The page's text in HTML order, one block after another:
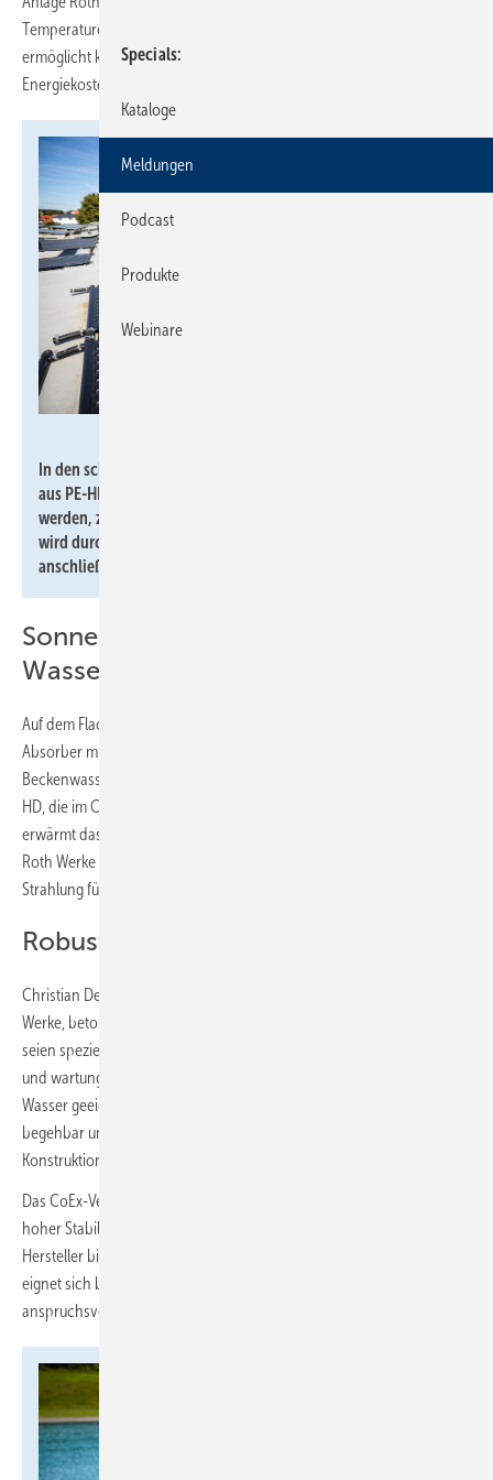
Temperaturen zu bringen. Die Anlage auf dem Dach der „AquArena“
ermöglicht klimafreundlichen Badespaß ohne zusätzliche
Energiekosten.
In den schwarz eingefärbeten, UV-beständigen Absorbern, die
aus PE-HD im einzigartigen CoEx-Verfahren hergestellt
werden, zirkuliert das aus dem Becken entnommene Wasser,
wird durch die Sonnenenergie erwärmt und fließt
anschließend temperiert zurück ins Schwimmbecken.
Sonnenenergie für 290 m²
Wasserfläche
Auf dem Flachdach des Freibads wurden 130 Roth HelioPool
Absorber mit einer Gesamtfläche von 286 m
Beckenwasser zirkuliert durch die UV-beständigen Absorber aus PE-
HD, die im CoEx-Verfahren hergestellt werden. Die Sonnenenergie
erwärmt das Wasser, bevor es zurück ins Schwimmbecken fließt. Laut
Roth Werke sorgt das System auch bei Bewölkung dank diffuser
Strahlung für eine beachtliche Leistung.
Robust und wartungsarm
Christian Dersch, verantwortlich für die Solarthermie-Sparte bei Roth
Werke, betont die Robustheit und Langlebigkeit der Absorber. Sie
seien speziell für den Einsatz in Freibädern und Außenpools entwickelt
und wartungsarm sowie für den dauerhaften Betrieb in chlorhaltigem
Wasser geeignet. Die Absorber sind vollflächig durchströmt,
begehbar und in Kombination mit Frostschutzmittel frostsicher. Die
Konstruktion gewährleistet einen geringen Druckverlust.
Das CoEx-Verfahren sorgt für einen 2-chichtigen Materialaufbau mit
hoher Stabilität, Witterungsbeständigkeit und UV-Resistenz. Der
Hersteller bietet 2 Größen an: 1,2 und 2,2 m
eignet sich besonders für private Schwimmbäder und geometrisch
anspruchsvolle Dächer.
Specials
Kataloge
Meldungen
Podcast
Produkte
Webinare